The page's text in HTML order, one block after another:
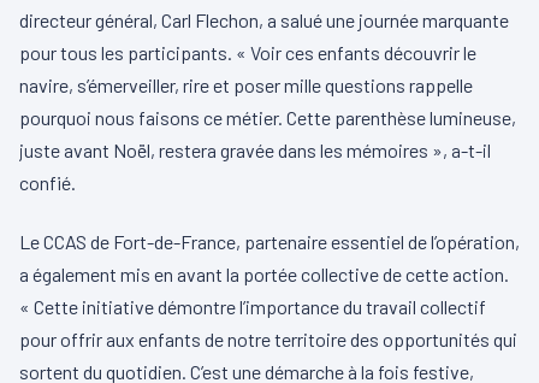
directeur général, Carl Flechon, a salué une journée marquante
pour tous les participants. « Voir ces enfants découvrir le
navire, s’émerveiller, rire et poser mille questions rappelle
pourquoi nous faisons ce métier. Cette parenthèse lumineuse,
juste avant Noël, restera gravée dans les mémoires », a-t-il
confié.
Le CCAS de Fort-de-France, partenaire essentiel de l’opération,
a également mis en avant la portée collective de cette action.
« Cette initiative démontre l’importance du travail collectif
pour offrir aux enfants de notre territoire des opportunités qui
sortent du quotidien. C’est une démarche à la fois festive,